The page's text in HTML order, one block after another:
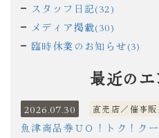
スタッフ日記(32)
メディア掲載(30)
臨時休業のお知らせ(3)
最近の
2026.07.30 直売店／催事
魚津商品券ＵＯ！トク！ク